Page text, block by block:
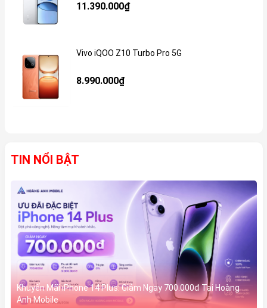
11.390.000₫
Vivo iQOO Z10 Turbo Pro 5G
8.990.000₫
TIN NỔI BẬT
Khuyến Mãi iPhone 14 Plus: Giảm Ngay 700.000đ Tại Hoàng
Anh Mobile